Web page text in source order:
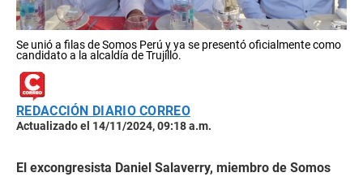
Se unió a filas de Somos Perú y ya se presentó oficialmente como
candidato a la alcaldía de Trujillo.
REDACCIÓN DIARIO CORREO
Actualizado el 14/11/2024, 09:18 a.m.
El excongresista Daniel Salaverry, miembro de Somos